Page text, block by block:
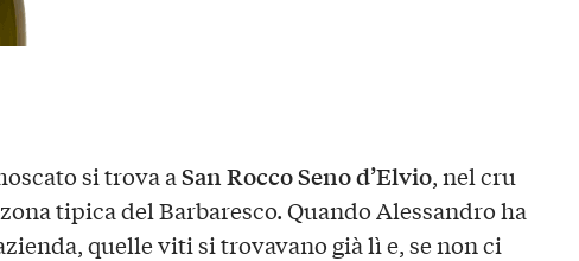
si trova aSan Rocco Seno d’Elvio, nel cru
tipica del Barbaresco. Quando Alessandro ha
quelle viti si trovavano già lì e, se non ci